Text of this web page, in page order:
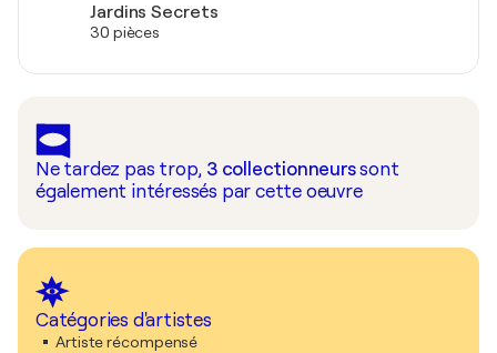
Jardins Secrets
30 pièces
Ne tardez pas trop, 3collectionneurssont
également intéressés par cette oeuvre
Catégories d'artistes
Artiste récompensé